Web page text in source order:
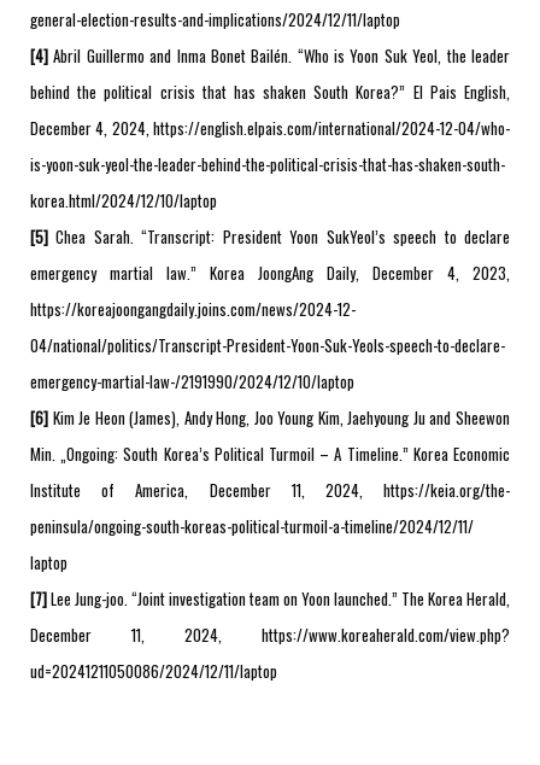
general-election-results-and-implications/2024/12/11/laptop
[4]Abril Guillermo and Inma Bonet Bailén. “Who is Yoon Suk Yeol, the leader
behind the political crisis that has shaken South Korea?” El Pais English,
December 4, 2024, https://english.elpais.com/international/2024-12-04/who-
is-yoon-suk-yeol-the-leader-behind-the-political-crisis-that-has-shaken-south-
korea.html/2024/12/10/laptop
[5]Chea Sarah. “Transcript: President Yoon SukYeol’s speech to declare
emergency martial law.” Korea JoongAng Daily, December 4, 2023,
https://koreajoongangdaily.joins.com/news/2024-12-
04/national/politics/Transcript-President-Yoon-Suk-Yeols-speech-to-declare-
emergency-martial-law-/2191990/2024/12/10/laptop
[6] Kim Je Heon (James), Andy Hong, Joo Young Kim, Jaehyoung Ju and Sheewon
Min. „Ongoing: South Korea’s Political Turmoil – A Timeline.” Korea Economic
Institute of America, December 11, 2024, https://keia.org/the-
peninsula/ongoing-south-koreas-political-turmoil-a-timeline/2024/12/11/
laptop
[7]Lee Jung-joo. “Joint investigation team on Yoon launched.” The Korea Herald,
December 11, 2024, https://www.koreaherald.com/view.php?
ud=20241211050086/2024/12/11/laptop